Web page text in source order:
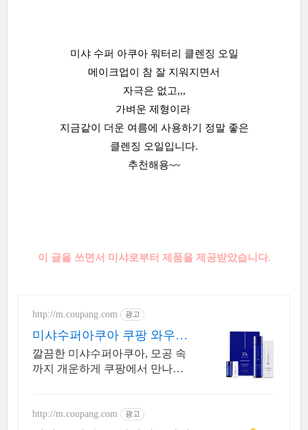
미샤 수퍼 아쿠아 워터리 클렌징 오일
메이크업이 참 잘 지워지면서
자극은 없고,,,
가벼운 제형이라
지금같이 더운 여름에 사용하기 정말 좋은
클렌징 오일입니다.
추천해용~~
이 글을 쓰면서 미샤로부터 제품을 제공받았습니다.
http://m.coupang.com 광고
미샤수퍼아쿠아 쿠팡 와우회
원 무제한 무료배송
깔끔한 미샤수퍼아쿠아, 모공 속
까지 개운하게 쿠팡에서 만나보
http://m.coupang.com 광고